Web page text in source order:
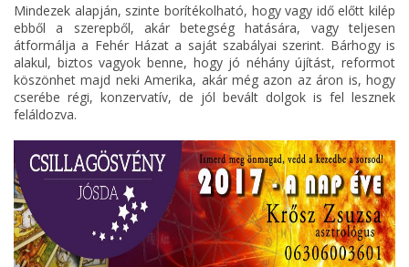
Mindezek alapján, szinte borítékolható, hogy vagy idő előtt kilép
ebből a szerepből, akár betegség hatására, vagy teljesen
átformálja a Fehér Házat a saját szabályai szerint. Bárhogy is
alakul, biztos vagyok benne, hogy jó néhány újítást, reformot
köszönhet majd neki Amerika, akár még azon az áron is, hogy
cserébe régi, konzervatív, de jól bevált dolgok is fel lesznek
feláldozva.